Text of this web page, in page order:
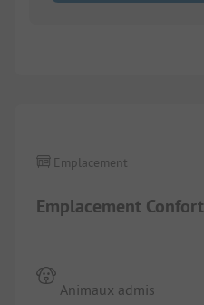
Emplacement
Emplacement
Animaux admis